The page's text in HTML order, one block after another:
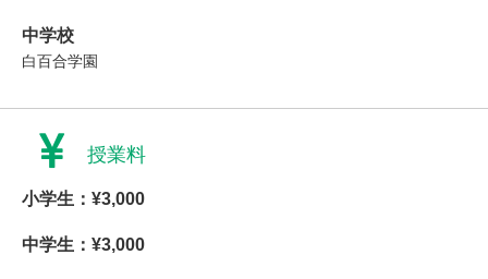
中学校
白百合学園
授業料
小学生：¥3,000
中学生：¥3,000